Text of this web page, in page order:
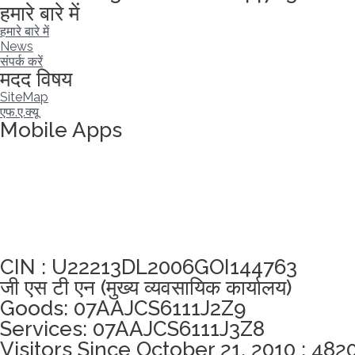
हमारे बारे में
हमारे बारे में
News
संपर्क करें
मदद विषय
SiteMap
एफ.ए.क्यू
Mobile Apps
CIN : U22213DL2006GOI144763
जी एस टी एन (मुख्य व्यवसायिक कार्यालय)
Goods: 07AAJCS6111J2Z9
Services: 07AAJCS6111J3Z8
Visitors Since October 21, 2010 :